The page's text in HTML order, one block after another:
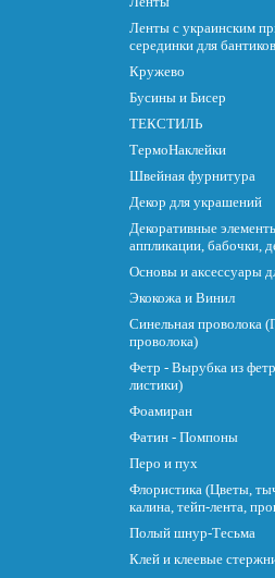
Ленты с украинским
серединки для бантиков
Кружево
Бусины и Бисер
ТЕКСТИЛЬ
ТермоНаклейки
Швейная фурнитура
Декор для украшений
Декоративные
аппликации, бабочки,
Основы и аксессуары
Экокожа и Винил
Синельная проволока
проволока)
Фетр - Вырубка из
листики)
Фоамиран
Фатин - Помпоны
Перо и пух
Флористика (Цветы,
калина, тейп-лента,
Полый шнур-Тесьма
Клей и клеевые